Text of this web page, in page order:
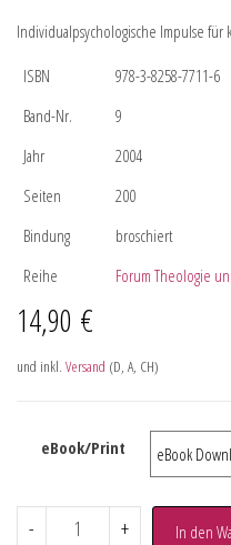
Individualpsychologische Impulse
ISBN
978-3-8258-7711-6
Band-Nr.
9
Jahr
2004
Seiten
200
Bindung
broschiert
Reihe
Forum Theologie
14,90 €
und inkl. Versand (D, A, CH)
eBook/Print
- + In den